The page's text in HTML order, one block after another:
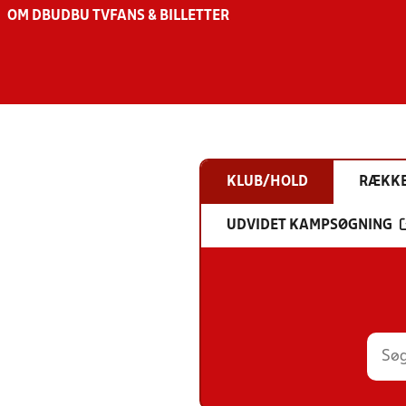
OM DBU DBU TV FANS & BILLETTER
KLUB/HOLD
UDVIDET KAMPSØGNING